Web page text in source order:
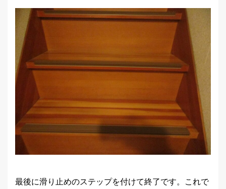
最後に滑り止めのステップを付けて終了です。これで